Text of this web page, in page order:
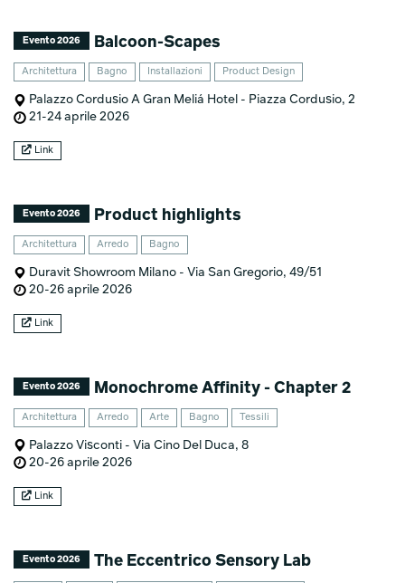
Evento 2026 Balcoon-Scapes
Architettura Bagno Installazioni Product Design
Palazzo Cordusio A Gran Meliá Hotel - Piazza Cordusio, 2
21-24 aprile 2026
Link
Evento 2026 Product highlights
Architettura Arredo Bagno
Duravit Showroom Milano - Via San Gregorio, 49/51
20-26 aprile 2026
Link
Evento 2026 Monochrome Affinity - Chapter 2
Architettura Arredo Arte Bagno Tessili
Palazzo Visconti - Via Cino Del Duca, 8
20-26 aprile 2026
Link
Evento 2026 The Eccentrico Sensory Lab